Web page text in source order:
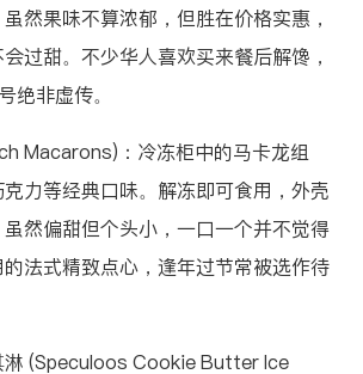
然果味不算浓郁，但胜在价格实惠，
过甜。不少华人喜欢买来餐后解馋，
绝非虚传。
Macarons) ：冷冻柜中的马卡龙组
力等经典口味。解冻即可食用，外壳
然偏甜但个头小，一口一个并不觉得
法式精致点心，逢年过节常被选作待
淋 (Speculoos Cookie Butter Ice